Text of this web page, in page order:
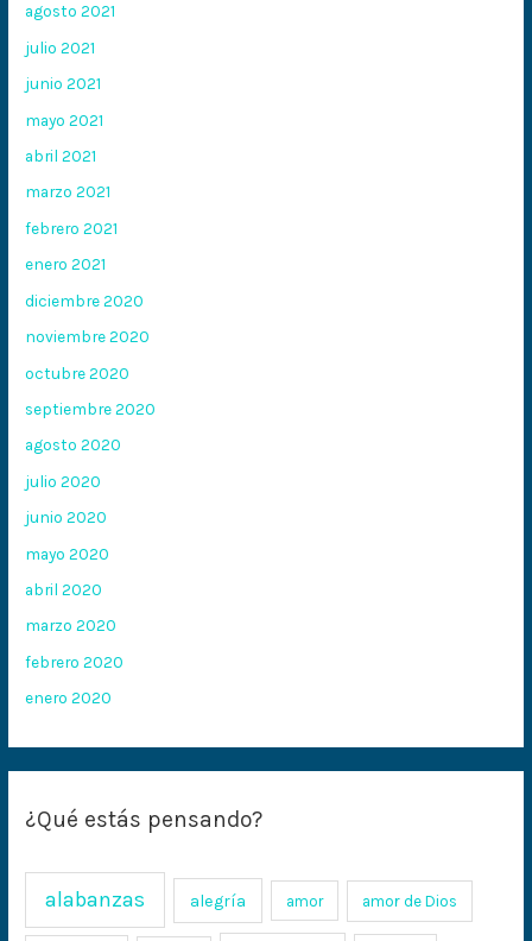
agosto 2021
julio 2021
junio 2021
mayo 2021
abril 2021
marzo 2021
febrero 2021
enero 2021
diciembre 2020
noviembre 2020
octubre 2020
septiembre 2020
agosto 2020
julio 2020
junio 2020
mayo 2020
abril 2020
marzo 2020
febrero 2020
enero 2020
¿Qué estás pensando?
alabanzas alegría amor amor de Dios